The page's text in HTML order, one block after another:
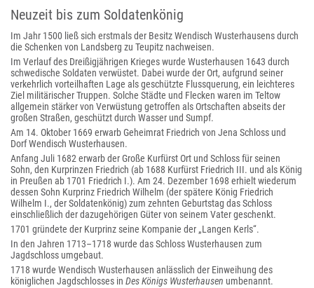
Neuzeit bis zum Soldatenkönig
Im Jahr 1500 ließ sich erstmals der Besitz Wendisch Wusterhausens durch
die Schenken von Landsberg zu Teupitz nachweisen.
Im Verlauf des Dreißigjährigen Krieges wurde Wusterhausen 1643 durch
schwedische Soldaten verwüstet. Dabei wurde der Ort, aufgrund seiner
verkehrlich vorteilhaften Lage als geschützte Flussquerung, ein leichteres
Ziel militärischer Truppen. Solche Städte und Flecken waren im Teltow
allgemein stärker von Verwüstung getroffen als Ortschaften abseits der
großen Straßen, geschützt durch Wasser und Sumpf.
Am 14. Oktober 1669 erwarb Geheimrat Friedrich von Jena Schloss und
Dorf Wendisch Wusterhausen.
Anfang Juli 1682 erwarb der Große Kurfürst Ort und Schloss für seinen
Sohn, den Kurprinzen Friedrich (ab 1688 Kurfürst Friedrich III. und als König
in Preußen ab 1701 Friedrich I.). Am 24. Dezember 1698 erhielt wiederum
dessen Sohn Kurprinz Friedrich Wilhelm (der spätere König Friedrich
Wilhelm I., der Soldatenkönig) zum zehnten Geburtstag das Schloss
einschließlich der dazugehörigen Güter von seinem Vater geschenkt.
1701 gründete der Kurprinz seine Kompanie der „Langen Kerls“.
In den Jahren 1713–1718 wurde das Schloss Wusterhausen zum
Jagdschloss umgebaut.
1718 wurde Wendisch Wusterhausen anlässlich der Einweihung des
königlichen Jagdschlosses in Des Königs Wusterhausen umbenannt.